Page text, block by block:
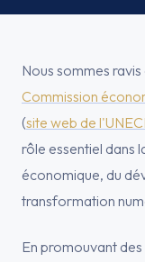
Nous sommes
Commission
(site web de
rôle essentiel dans
économique, du
transformation
En promouvant